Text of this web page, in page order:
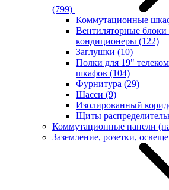
(799)
Коммутационные
Вентиляторные
кондиционеры (122)
Заглушки (10)
Полки для 19"
шкафов (104)
Фурнитура (29)
Шасси (9)
Изолированный
Щиты
Коммутационные панели
Заземление, розетки,